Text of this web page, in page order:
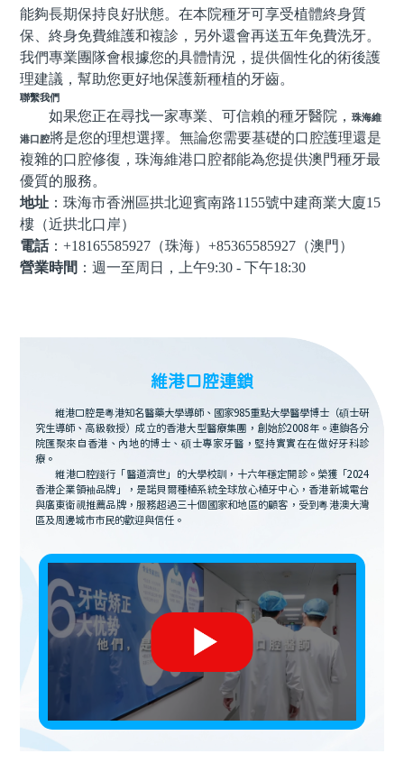
能夠長期保持良好狀態。在本院種牙可享受植體終身質
保、終身免費維護和複診，另外還會再送五年免費洗牙。
我們專業團隊會根據您的具體情況，提供個性化的術後護
理建議，幫助您更好地保護新種植的牙齒。
聯繫我們
如果您正在尋找一家專業、可信賴的種牙醫院 ，珠海維
港口腔將是您的理想選擇。無論您需要基礎的口腔護理還是
複雜的口腔修復，珠海維港口腔都能為您提供澳門種牙最
優質的服務。
地址 ：珠海市香洲區拱北迎賓南路1155號中建商業大廈15
樓（近拱北口岸）
電話：+18165585927（珠海）+85365585927（澳門）
營業時間 ：週一至周日，上午9:30 -下午18:30
維港口腔連鎖
維港口腔是粵港知名醫藥大學導師、國家985重點大學醫學博士（碩士研
究生導師、高級教授）成立的香港大型醫療集團，創始於2008年。連鎖各分
院匯聚來自香港、內地的博士、碩士專家牙醫，堅持實實在在做好牙科診
療。
維港口腔踐行「醫道濟世」的大學校訓，十六年穩定開診。榮獲「2024
香港企業領袖品牌」，是諾貝爾種植系統全球放心植牙中心，香港新城電台
與廣東衛視推薦品牌，服務超過三十個國家和地區的顧客，受到粵港澳大灣
區及周邊城市市民的歡迎與信任。